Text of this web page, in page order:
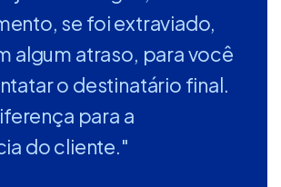
se foi extraviado,
algum atraso, para você
o destinatário final.
para a
do cliente."